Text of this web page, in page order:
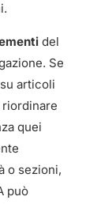
del
Se
articoli
riordinare
quei
o sezioni,
può